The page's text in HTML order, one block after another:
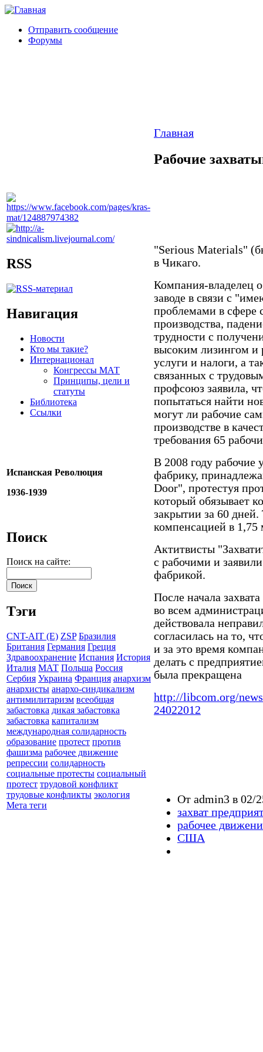
Отправить сообщение
Форумы
RSS
Навигация
Новости
Кто мы такие?
Интернационал
Конгрессы МАТ
Принципы, цели и
статуты
Библиотека
Ссылки
Испанская Революция
1936-1939
Поиск
Поиск на сайте:
Тэги
CNT-AIT (E) ZSP Бразилия
Британия Германия Греция
Здравоохранение Испания История
Италия МАТ Польша Россия
Сербия Украина Франция анархизм
анархисты анархо-синдикализм
антимилитаризм всеобщая
забастовка дикая забастовка
забастовка капитализм
международная солидарность
образование протест против
фашизма рабочее движение
репрессии солидарность
социальные протесты социальный
протест трудовой конфликт
трудовые конфликты экология
Мета теги
Главная
Рабочие
"Serious Materials"
в Чикаго.
Компания-владелец
заводе в связи с
проблемами в сфере
производства,
трудности с
высоким лизингом и
услуги и налоги, а
связанных с
профсоюз заявила,
попытаться найти
могут ли рабочие
производстве в
требования 65
В 2008 году рабочие
фабрику,
Door", протестуя
который обязывает
закрытии за 60 дней.
компенсацией в 1,75
Актитвисты
с рабочими и
фабрикой.
После начала
во всем
действовала
согласилась на то,
и за это время
делать с
была прекращена
http://libcom.org/
24022012
От admin3 в 02/
захват
рабочее
США